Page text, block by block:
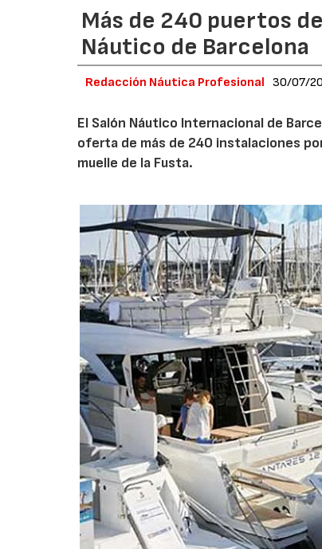
Más de 240 puertos
Náutico de Barcelona
Redacción Náutica Profesional 30/07/
El Salón Náutico Internacional de
oferta de más de 240 instalaciones
muelle de la Fusta.